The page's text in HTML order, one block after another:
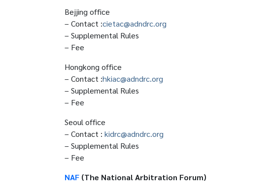
Bejjing office
– Contact :cietac@adndrc.org
– Supplemental Rules
– Fee
Hongkong office
– Contact :hkiac@adndrc.org
– Supplemental Rules
– Fee
Seoul office
– Contact : kidrc@adndrc.org
– Supplemental Rules
– Fee
NAF(The National Arbitration Forum)